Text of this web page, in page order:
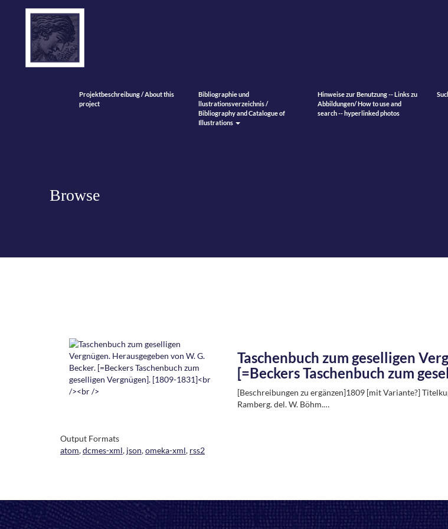
Projektbeschreibung / About this
project
Bibliographie und
llustrationsverzeichnis /
Bibliography and Catalogue of
Illustrations
Hinweise zur Benutzung -- Links zu
Abbildungen/ How to use and
search -- hyperlinked photos
Browse
Taschenbuch zum geselligen
[=Beckers Taschenbuch zum
[Beschreibungen zu ergänzen]1809 [mit Variante?]
Ramberg. del. W. Böhm.…
Output Formats
atom,dcmes-xml, json,omeka-xml, rss2